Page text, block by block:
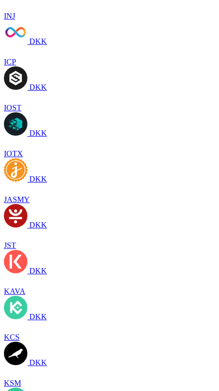
INJ
DKK
ICP
DKK
IOST
DKK
IOTX
DKK
JASMY
DKK
JST
DKK
KAVA
DKK
KCS
DKK
KSM